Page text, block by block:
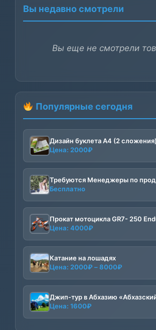
Вы недавно смотрели
Вы еще не смотрели
Популярные сегодня
Дизайн буклета А4 (2
Цена: 2000₽
Требуются Менеджеры по
Бесплатно
Прокат мотоцикла GR7- 250
Цена: 4000₽
Катание на лошадях
Цена: 2000₽ –8000₽
2000₽
–
Джип-тур в Абхазию
Цена: 1600₽